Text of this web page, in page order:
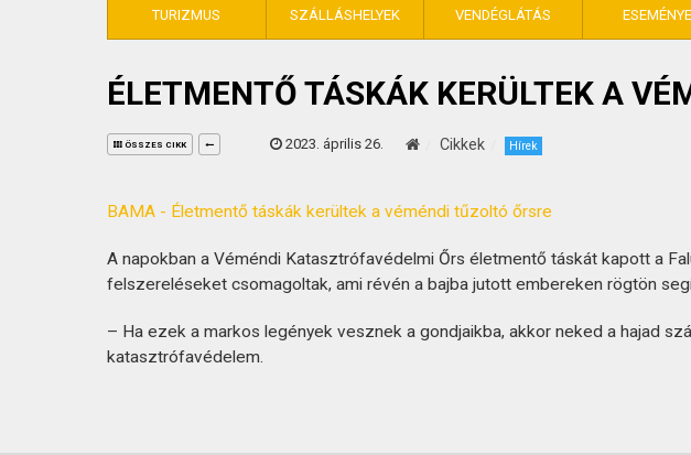
TURIZMUS SZÁLLÁSHELYEK VENDÉGLÁTÁS
ÁLTALÁNOS
KINCSES BARANYA
KAPCSOLAT
ÉLETMENTŐ TÁSKÁK KERÜLTEK A
ÖSSZES CIKK 2023. április 26. Cikkek Hírek
BAMA - Életmentő táskák kerültek a véméndi tűzoltó őrsre
A napokban a Véméndi Katasztrófavédelmi Őrs életmentő táskát kapott a
felszereléseket csomagoltak, ami révén a bajba jutott embereken rögtön
– Ha ezek a markos legények vesznek a gondjaikba, akkor neked a hajad
katasztrófavédelem.